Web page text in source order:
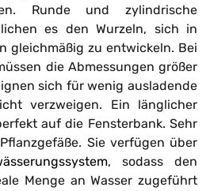
Runde und zylindrische
es den Wurzeln, sich in
gleichmäßig zu entwickeln. Bei
die Abmessungen größer
sich für wenig ausladende
verzweigen. Ein länglicher
auf die Fensterbank. Sehr
Sie verfügen über
, sodass den
Menge an Wasser zugeführt